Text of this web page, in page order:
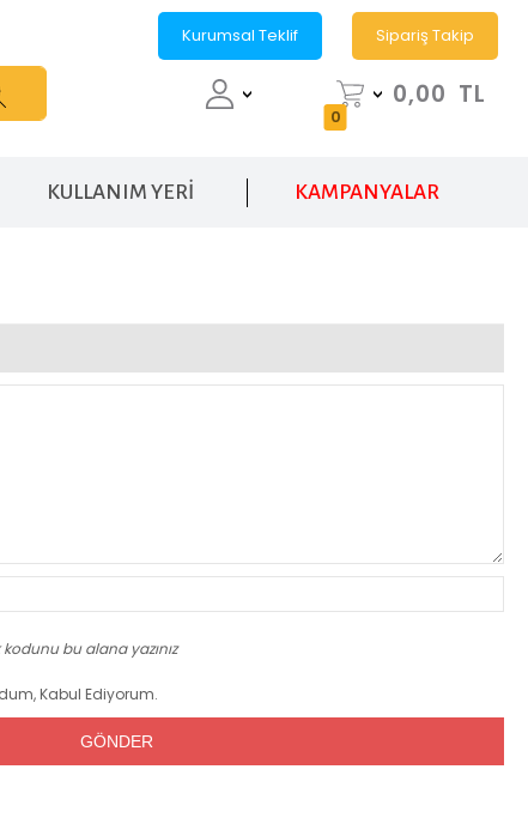
Kurumsal Teklif Sipariş Takip
0
0,00 TL
KULLANIM YERİ KAMPANYALAR
bu alana yazınız
Kabul Ediyorum.